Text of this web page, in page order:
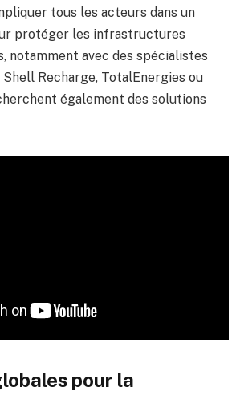
tous les acteurs dans un
protéger les infrastructures
notamment avec des spécialistes
Recharge, TotalEnergies ou
également des solutions
pour la